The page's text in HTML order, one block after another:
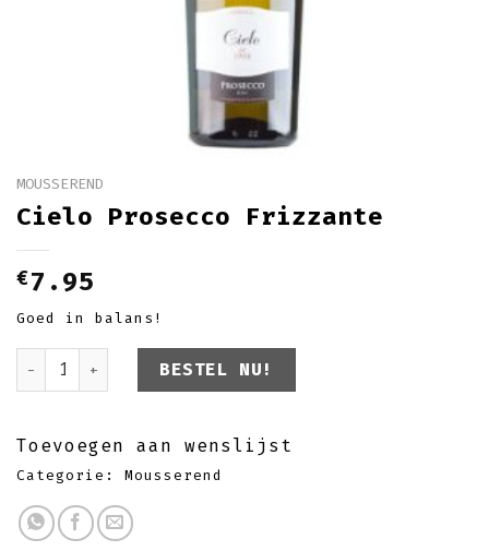
MOUSSEREND
Cielo Prosecco Frizzante
€7.95
Goed in balans!
Cielo Prosecco Frizzante aantal
BESTEL NU!
Toevoegen aan wenslijst
Categorie: Mousserend